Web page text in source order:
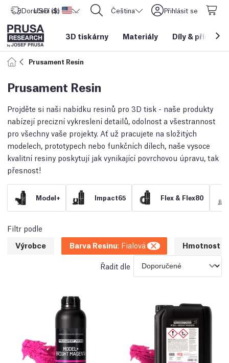
Doručení do Spojené státy americké
USD ($) CORE One L: Nyní skladem! Čeština Přihlásit se
3D tiskárny Materiály Díly &
Prusament Resin
Prusament Resin
Projděte si naši nabídku resinů pro 3D tisk - naše produkty
nabízejí precizní vykreslení detailů, odolnost a všestrannost
pro všechny vaše projekty. Ať už pracujete na složitých
modelech, prototypech nebo funkčních dílech, naše vysoce
kvalitní resiny poskytují jak vynikající povrchovou úpravu, tak
přesnost!
Model+ Impact65 Flex & Flex80
Filtr podle
Výrobce
Barva Resinu: Fialová Hmotnost
Řadit dle